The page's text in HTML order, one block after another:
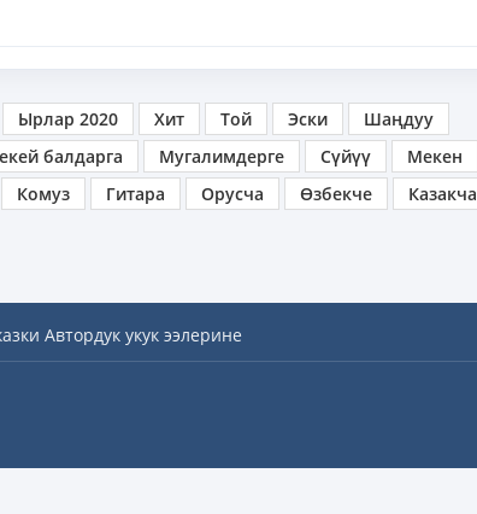
Ырлар 2020 Хит Той Эски
Шаңдуу
балдарга Мугалимдерге Сүйүү
Мекен
Комуз Гитара Орусча Өзбекче
Казакча
Автордук укук ээлерине